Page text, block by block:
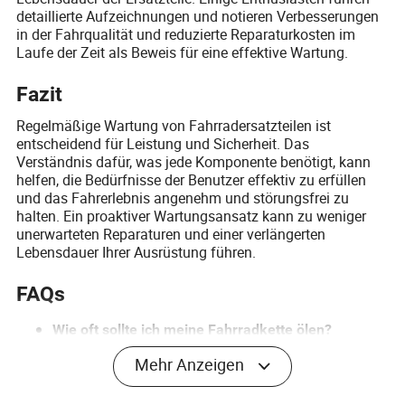
detaillierte Aufzeichnungen und notieren Verbesserungen
in der Fahrqualität und reduzierte Reparaturkosten im
Laufe der Zeit als Beweis für eine effektive Wartung.
Fazit
Regelmäßige Wartung von Fahrradersatzteilen ist
entscheidend für Leistung und Sicherheit. Das
Verständnis dafür, was jede Komponente benötigt, kann
helfen, die Bedürfnisse der Benutzer effektiv zu erfüllen
und das Fahrerlebnis angenehm und störungsfrei zu
halten. Ein proaktiver Wartungsansatz kann zu weniger
unerwarteten Reparaturen und einer verlängerten
Lebensdauer Ihrer Ausrüstung führen.
FAQs
Wie oft sollte ich meine Fahrradkette ölen?
Typischerweise nach jeder Fahrt bei nassen
Bedingungen oder alle 100 Meilen bei trockenen
Bedingungen für optimale Leistung.
Mehr Anzeigen